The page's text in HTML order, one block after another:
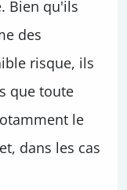
Bien qu'ils
des
risque, ils
que toute
le
dans les cas